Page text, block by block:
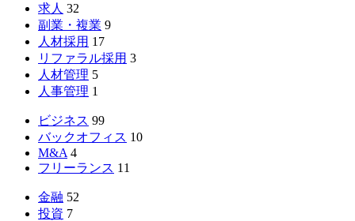
求人 32
副業・複業 9
人材採用 17
リファラル採用 3
人材管理 5
人事管理 1
ビジネス 99
バックオフィス 10
M&A 4
フリーランス 11
金融 52
投資 7